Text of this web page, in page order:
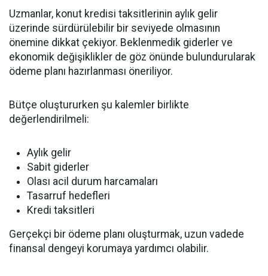
Uzmanlar, konut kredisi taksitlerinin aylık gelir
üzerinde sürdürülebilir bir seviyede olmasının
önemine dikkat çekiyor. Beklenmedik giderler ve
ekonomik değişiklikler de göz önünde bulundurularak
ödeme planı hazırlanması öneriliyor.
Bütçe oluştururken şu kalemler birlikte
değerlendirilmeli:
Aylık gelir
Sabit giderler
Olası acil durum harcamaları
Tasarruf hedefleri
Kredi taksitleri
Gerçekçi bir ödeme planı oluşturmak, uzun vadede
finansal dengeyi korumaya yardımcı olabilir.